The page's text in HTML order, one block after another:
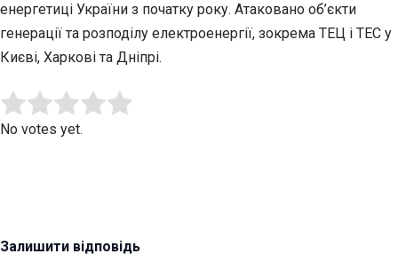
енергетиці України з початку року. Атаковано об’єкти
генерації та розподілу електроенергії, зокрема ТЕЦ і ТЕC у
Києві, Харкові та Дніпрі.
Rate this item:
No votes yet.
Залишити відповідь